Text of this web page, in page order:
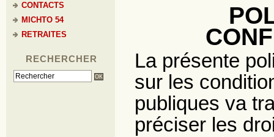
CONTACTS
MICHTO 54
RETRAITES
RECHERCHER
La présente
sur les
publiques va
préciser les